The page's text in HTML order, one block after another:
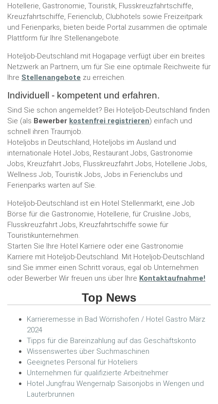
Hotellerie, Gastronomie, Touristik, Flusskreuzfahrtschiffe,
Kreuzfahrtschiffe, Ferienclub, Clubhotels sowie Freizeitpark
und Ferienparks, bieten beide Portal zusammen die optimale
Plattform für Ihre Stellenangebote.
Hoteljob-Deutschland mit Hogapage verfügt über ein breites
Netzwerk an Partnern, um für Sie eine optimale Reichweite für
Ihre Stellenangebote zu erreichen.
Individuell - kompetent und erfahren.
Sind Sie schon angemeldet? Bei Hoteljob-Deutschland finden
Sie (als Bewerber kostenfrei registrieren) einfach und
schnell ihren Traumjob.
Hoteljobs in Deutschland, Hoteljobs im Ausland und
internationale Hotel Jobs, Restaurant Jobs, Gastronomie
Jobs, Kreuzfahrt Jobs, Flusskreuzfahrt Jobs, Hotellerie Jobs,
Wellness Job, Touristik Jobs, Jobs in Ferienclubs und
Ferienparks warten auf Sie.
Hoteljob-Deutschland ist ein Hotel Stellenmarkt, eine Job
Börse für die Gastronomie, Hotellerie, für Cruisline Jobs,
Flusskreuzfahrt Jobs, Kreuzfahrtschiffe sowie für
Touristikunternehmen.
Starten Sie Ihre Hotel Karriere oder eine Gastronomie
Karriere mit Hoteljob-Deutschland. Mit Hoteljob-Deutschland
sind Sie immer einen Schritt voraus, egal ob Unternehmen
oder Bewerber Wir freuen uns über Ihre Kontaktaufnahme!
Top News
Karrieremesse in Bad Wörrishofen / Hotel Gastro März
2024
Tipps für die Bareinzahlung auf das Geschäftskonto
Wissenswertes über Suchmaschinen
Geeignetes Personal für Hoteliers
Unternehmen für qualifizierte Arbeitnehmer
Hotel Jungfrau Wengernalp Saisonjobs in Wengen und
Lauterbrunnen